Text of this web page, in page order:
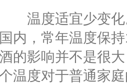
温度适宜少变化
国内，常年温度保
的影响并不是很
温度对于普通家